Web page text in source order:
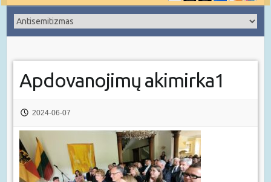
Apdovanojimų akimirka1
2024-06-07